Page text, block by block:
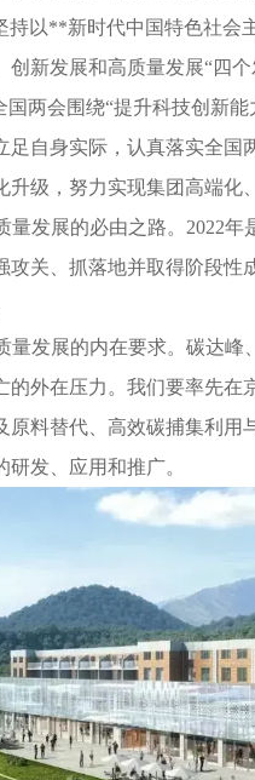
持以**新时代中国特色社会
新发展和高质量发展“四
两会围绕“提升科技创新
自身实际，认真落实全国
级，努力实现集团高端化
量发展的必由之路。2022
关、抓落地并取得阶段性
量发展的内在要求。碳达
外在压力。我们要率先在
原料替代、高效碳捕集利
发、应用和推广。